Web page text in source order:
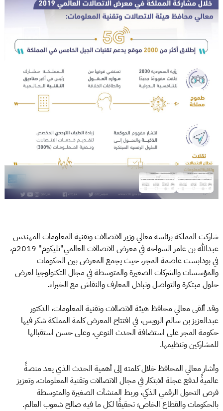
شاركت المملكة برئاسة معالي وزير الاتصالات وتقنية المعلومات المهندس
عبدالله بن عامر السواحه في معرض الاتصالات العالمي"تليكوم" 2019م،
في بودابست عاصمة المجر، حيث يجمع المعرض بين الحكومات
والمؤسسات والشركات الصغيرة والمتوسطة في مجال التكنولوجيا لعرض
حلول مبتكرة والتواصل وتبادل المعارف والنقاش مع الخبراء.
وقد ألقى معالي محافظ هيئة الاتصالات وتقنية المعلومات، الدكتور
عبدالعزيز بن سالم الرويس، في افتتاح المعرض كلمة المملكة شكر فيها
حكومة المجر على استضافة الحدث النوعي، وعلى حسن استقبالها
للمشاركين وتنظيمها.
وأشار معالي المحافظ خلال كلمته إلى أهمية الحدث الذي يعد منصةً
عالميةً لدفع عجلة الابتكار في مجال الاتصالات وتقنية المعلومات، وتعزيز
فرص التحول الرقمي الذكي، وربط المنشآت الصغيرة والمتوسطة
بالحكومات والقطاع الخاص؛ تحقيقًا لكل ما فيه صالح شعوب العالم.